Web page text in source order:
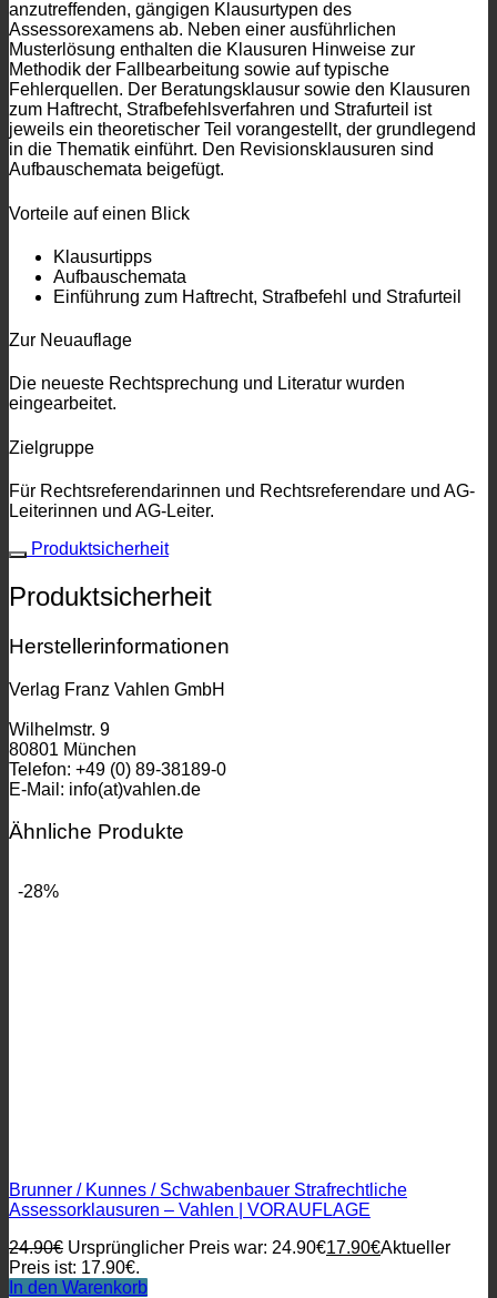
anzutreffenden, gängigen Klausurtypen des
Assessorexamens ab. Neben einer ausführlichen
Musterlösung enthalten die Klausuren Hinweise zur
Methodik der Fallbearbeitung sowie auf typische
Fehlerquellen. Der Beratungsklausur sowie den Klausuren
zum Haftrecht, Strafbefehlsverfahren und Strafurteil ist
jeweils ein theoretischer Teil vorangestellt, der grundlegend
in die Thematik einführt. Den Revisionsklausuren sind
Aufbauschemata beigefügt.
Vorteile auf einen Blick
Klausurtipps
Aufbauschemata
Einführung zum Haftrecht, Strafbefehl und Strafurteil
Zur Neuauflage
Die neueste Rechtsprechung und Literatur wurden
eingearbeitet.
Zielgruppe
Für Rechtsreferendarinnen und Rechtsreferendare und AG-
Leiterinnen und AG-Leiter.
Produktsicherheit
Produktsicherheit
Herstellerinformationen
Verlag Franz Vahlen GmbH
Wilhelmstr. 9
80801 München
Telefon: +49 (0) 89-38189-0
E-Mail: info(at)vahlen.de
Ähnliche Produkte
-28%
Brunner / Kunnes / Schwabenbauer Strafrechtliche
Assessorklausuren – Vahlen | VORAUFLAGE
24.90€ Ursprünglicher Preis war: 24.90€17.90€Aktueller
Preis ist: 17.90€.
In den Warenkorb